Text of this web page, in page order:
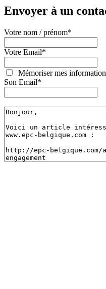
Envoyer à un
Votre nom / prénom*
Votre Email*
Mémoriser mes
Son Email*